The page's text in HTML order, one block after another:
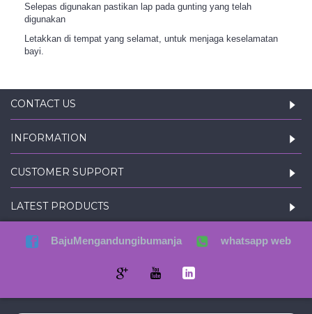
Selepas digunakan pastikan lap pada gunting yang telah
digunakan
Letakkan di tempat yang selamat, untuk menjaga keselamatan
bayi.
CONTACT US
INFORMATION
CUSTOMER SUPPORT
LATEST PRODUCTS
BajuMengandungibumanja whatsapp web